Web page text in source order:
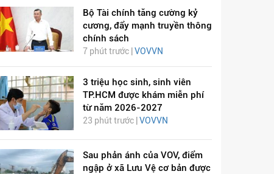
Bộ Tài chính tăng cường kỷ
cương, đẩy mạnh truyền thông
chính sách
7 phút trước | VOVVN
3 triệu học sinh, sinh viên
TP.HCM được khám miễn phí
từ năm 2026-2027
23 phút trước | VOVVN
Sau phản ánh của VOV, điểm
ngập ở xã Lưu Vệ cơ bản được